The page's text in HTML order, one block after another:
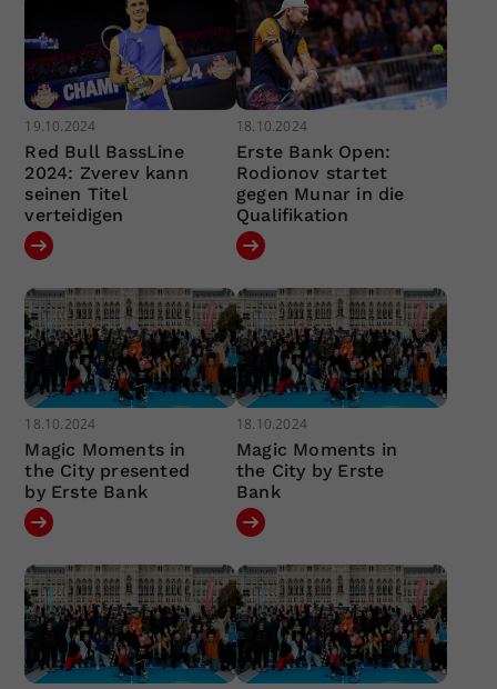
19.10.2024
Red Bull BassLine
2024: Zverev kann
seinen Titel
verteidigen
18.10.2024
Erste Bank Open:
Rodionov startet
gegen Munar in die
Qualifikation
18.10.2024
Magic Moments in
the City presented
by Erste Bank
18.10.2024
Magic Moments in
the City by Erste
Bank